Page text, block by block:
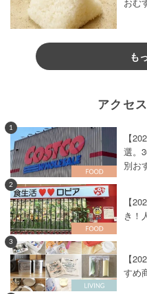
おむ
も
アクセ
1
【
選。
別お
2
【
き！
3
【
すめ